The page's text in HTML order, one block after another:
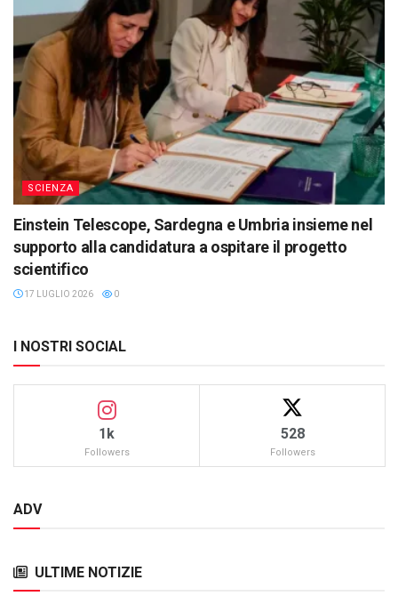
SCIENZA
Einstein Telescope, Sardegna e Umbria insieme nel
supporto alla candidatura a ospitare il progetto
scientifico
17 LUGLIO 2026 0
I NOSTRI SOCIAL
1k
Followers
528
Followers
ADV
ULTIME NOTIZIE